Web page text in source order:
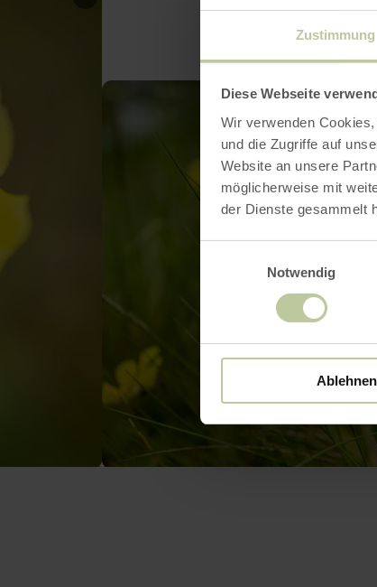
Zustimmung
Diese Webseite
Wir verwenden
und die Zugriffe auf
Website an unsere
möglicherweise mit
der Dienste gesammelt
Notwendig
Ablehnen